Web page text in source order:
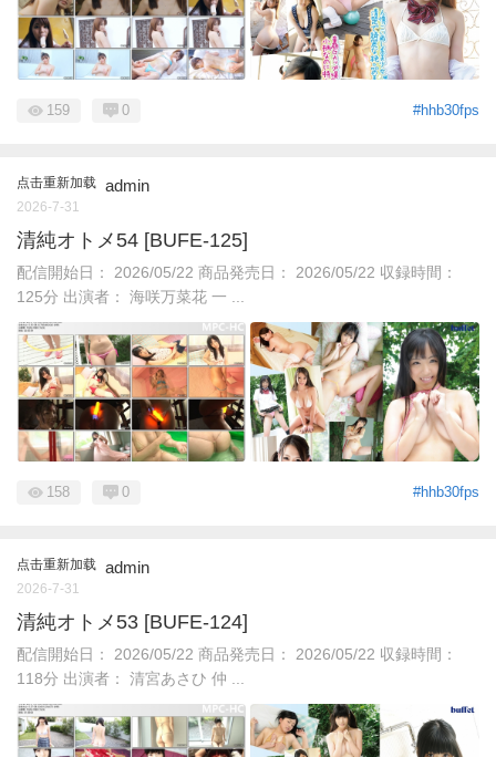
#hhb30fps
159 0
点击重新加载 admin
2026-7-31
清純オトメ54 [BUFE-125]
配信開始日： 2026/05/22 商品発売日： 2026/05/22 収録時間：
125分 出演者： 海咲万菜花 一 ...
#hhb30fps
158 0
点击重新加载 admin
2026-7-31
清純オトメ53 [BUFE-124]
配信開始日： 2026/05/22 商品発売日： 2026/05/22 収録時間：
118分 出演者： 清宮あさひ 仲 ...